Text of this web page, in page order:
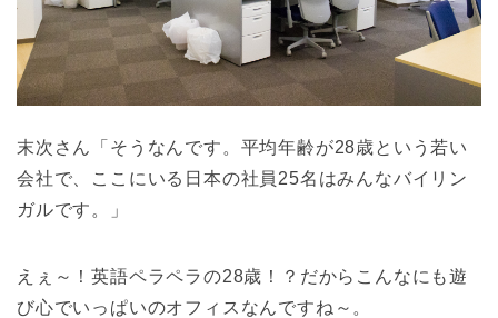
末次さん「そうなんです。平均年齢が28歳という若い
会社で、ここにいる日本の社員25名はみんなバイリン
ガルです。」
えぇ～！英語ペラペラの28歳！？だからこんなにも遊
び心でいっぱいのオフィスなんですね～。